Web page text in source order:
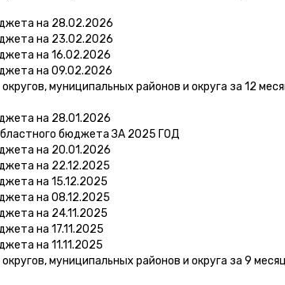
на 28.02.2026
на 23.02.2026
на 16.02.2026
на 09.02.2026
муниципальных районов и округа за 12
на 28.01.2026
бюджета ЗА 2025 ГОД
на 20.01.2026
на 22.12.2025
на 15.12.2025
на 08.12.2025
на 24.11.2025
на 17.11.2025
на 11.11.2025
муниципальных районов и округа за 9